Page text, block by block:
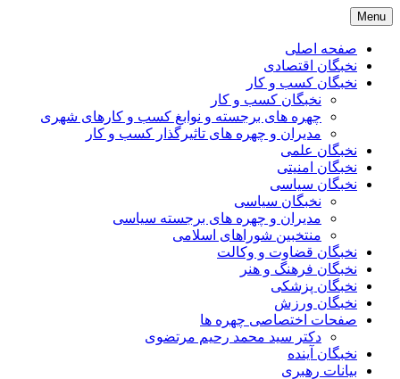
Skip
to
content
Menu
صفحه اصلی
نخبگان اقتصادی
نخبگان کسب و کار
نخبگان کسب و کار
چهره های برجسته و نوابغ کسب و کارهای شهری
مدیران و چهره های تاثیرگذار کسب و کار
نخبگان علمی
نخبگان امنیتی
نخبگان سیاسی
نخبگان سیاسی
مدیران و چهره های برجسته سیاسی
منتخبین شوراهای اسلامی
نخبگان قضاوت و وکالت
نخبگان فرهنگ و هنر
نخبگان پزشکی
نخبگان ورزش
صفحات اختصاصی چهره ها
دکتر سید محمد رحیم مرتضوی
نخبگان آینده
بیانات رهبری